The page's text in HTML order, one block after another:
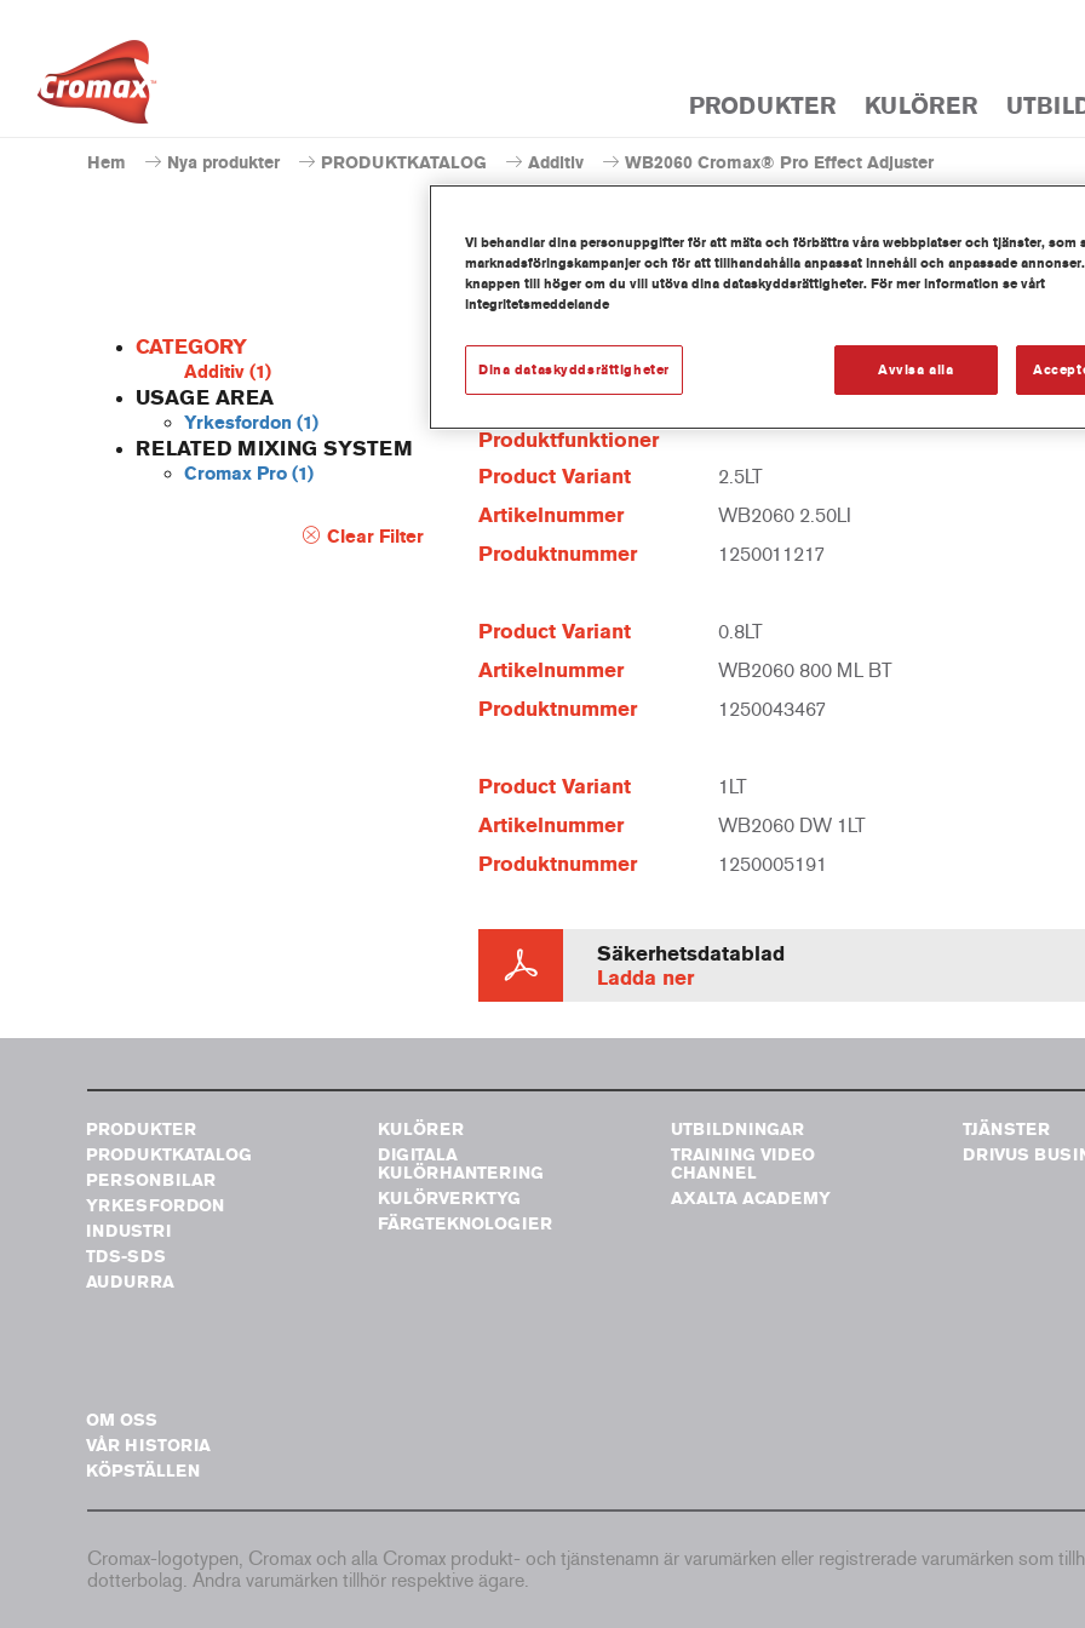
PRODUKTER KULÖRER
Hem Nya produkter PRODUKTKATALOG Additiv WB2060 Cromax® Pro Effect Adjuster
CATEGORY
Additiv (1)
USAGE AREA
Yrkesfordon (1)
RELATED MIXING SYSTEM
Cromax Pro (1)
Clear Filter
WB2060 Cromax®
Produktfunktioner
Product Variant
2.5LT
Artikelnummer WB2060 2.50LI
Produktnummer 1250011217
Product Variant 0.8LT
Artikelnummer WB2060 800 ML BT
Produktnummer 1250043467
Product Variant 1LT
Artikelnummer WB2060 DW 1LT
Produktnummer 1250005191
Säkerhetsdatablad
Ladda ner
PRODUKTER
PRODUKTKATALOG
PERSONBILAR
YRKESFORDON
INDUSTRI
TDS-SDS
AUDURRA
KULÖRER
DIGITALA
KULÖRHANTERING
KULÖRVERKTYG
FÄRGTEKNOLOGIER
UTBILDNINGAR
TRAINING VIDEO
CHANNEL
AXALTA ACADEMY
TJÄNSTER
DRIVUS
OM OSS
VÅR HISTORIA
KÖPSTÄLLEN
Cromax-logotypen, Cromax och alla Cromax produkt- och tjänstenamn är varumärken eller registrerade varumärken som
dotterbolag. Andra varumärken tillhör respektive ägare.
Vi behandlar dina personuppgifter för att mäta och förbättra våra webbplatser och tjänster, som
marknadsföringskampanjer och för att tillhandahålla anpassat innehåll och anpassade
knappen till höger om du vill utöva dina dataskyddsrättigheter. För mer information se vårt
integritetsmeddelande
Avvisa alla
Dina dataskyddsrättigheter